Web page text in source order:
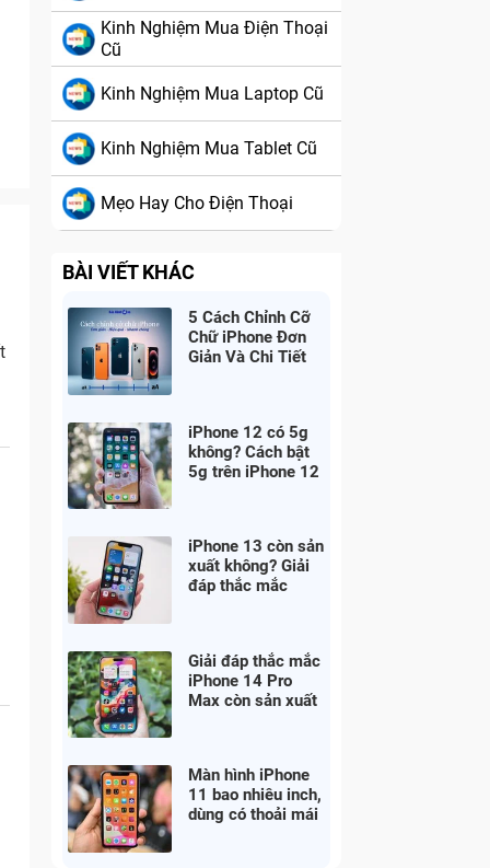
Kinh Nghiệm Mua Điện Thoại
Cũ
Kinh Nghiệm Mua Laptop Cũ
Kinh Nghiệm Mua Tablet Cũ
Mẹo Hay Cho Điện Thoại
BÀI VIẾT KHÁC
5 Cách Chỉnh Cỡ
Chữ iPhone Đơn
Giản Và Chi Tiết
iPhone 12 có 5g
không? Cách bật
5g trên iPhone 12
iPhone 13 còn sản
xuất không? Giải
đáp thắc mắc
Giải đáp thắc mắc
iPhone 14 Pro
Max còn sản xuất
Màn hình iPhone
11 bao nhiêu inch,
dùng có thoải mái